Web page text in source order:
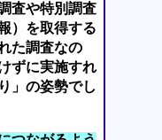
査や特別調査
）を取得する
た調査なの
ずに実施すれ
」の姿勢でし